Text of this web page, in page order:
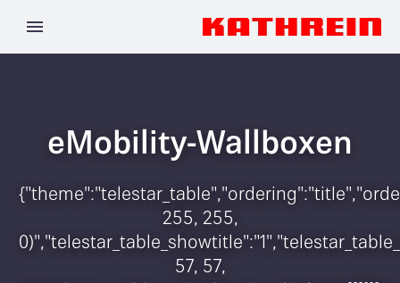
eMobility-Wallboxen
255, 255,
57, 57,